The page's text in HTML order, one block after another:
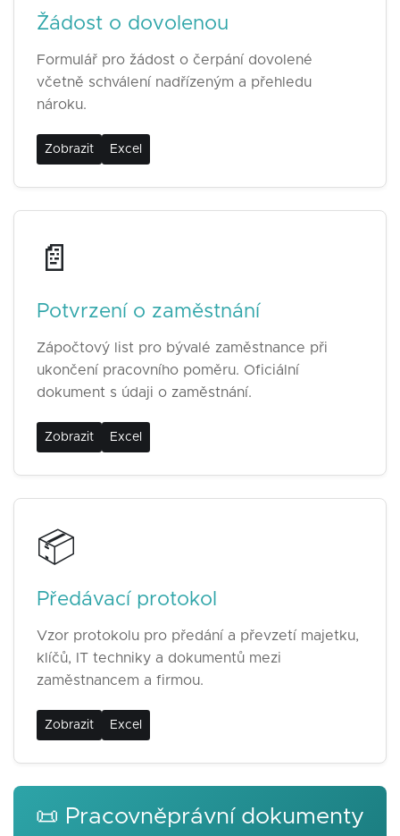
Žádost o dovolenou
Formulář pro žádost o čerpání dovolené
včetně schválení nadřízeným a přehledu
nároku.
Zobrazit Excel
📄
Potvrzení o zaměstnání
Zápočtový list pro bývalé zaměstnance při
ukončení pracovního poměru. Oficiální
dokument s údaji o zaměstnání.
Zobrazit Excel
📦
Předávací protokol
Vzor protokolu pro předání a převzetí majetku,
klíčů, IT techniky a dokumentů mezi
zaměstnancem a firmou.
Zobrazit Excel
📜 Pracovněprávní dokumenty